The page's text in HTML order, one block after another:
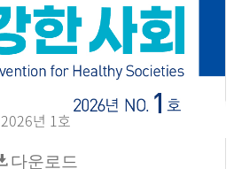
2026년 1호
다운로드